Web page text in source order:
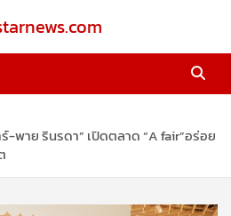
-พาย รินรดา” เปิดตลาด “A fair”อร่อย